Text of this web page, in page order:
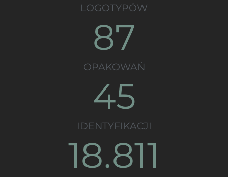
LOGOTYPÓW
OPAKOWAŃ
87
IDENTYFIKACJI
45
18.811